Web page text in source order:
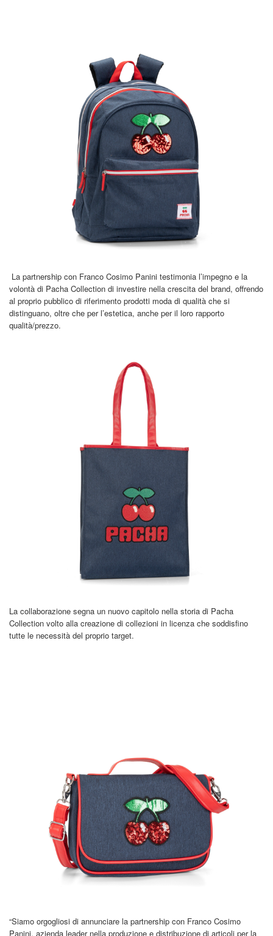
La partnership con Franco Cosimo Panini testimonia l’impegno e la
volontà di Pacha Collection di investire nella crescita del brand, offrendo
al proprio pubblico di riferimento prodotti moda di qualità che si
distinguano, oltre che per l’estetica, anche per il loro rapporto
qualità/prezzo.
La collaborazione segna un nuovo capitolo nella storia di Pacha
Collection volto alla creazione di collezioni in licenza che soddisfino
tutte le necessità del proprio target.
“Siamo orgogliosi di annunciare la partnership con Franco Cosimo
Panini, azienda leader nella produzione e distribuzione di articoli per la